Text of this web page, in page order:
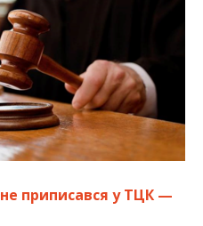
не приписався у ТЦК —